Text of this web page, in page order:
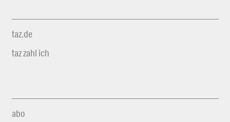
taz.de
taz zahl ich
abo